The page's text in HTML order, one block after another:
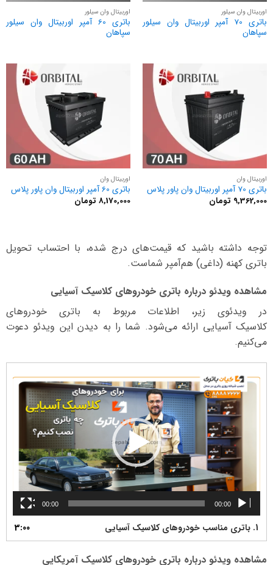
اوربیتال وان سیلور
باتری 70 آمپر اوربیتال وان سیلور
سپاهان
اوربیتال وان سیلور
باتری 60 آمپر اوربیتال وان سیلور
سپاهان
اوربیتال وان
باتری 70 آمپر اوربیتال وان پاور پلاس
9,362,000 تومان
اوربیتال وان
باتری 60 آمپر اوربیتال وان پاور پلاس
8,170,000 تومان
توجه داشته باشید که قیمت‌های درج شده، با احتساب تحویل
باتری کهنه (داغی) هم‌آمپر شماست.
مشاهده ویدئو درباره باتری خودروهای کلاسیک آسیایی
در ویدئوی زیر، اطلاعات مربوط به باتری خودروهای
کلاسیک آسیایی ارائه می‌شود. شما را به دیدن این ویدئو دعوت
می‌کنیم.
نمایشگر
ویدیو
00:00
00:00
1. باتری مناسب خودروهای کلاسیک آسیایی 3:00
مشاهده ویدئو درباره باتری خودروهای کلاسیک آمریکایی